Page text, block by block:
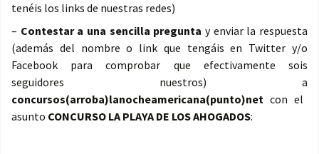
tenéis los links de nuestras redes)
– Contestar a una sencilla pregunta y enviar la respuesta
(además del nombre o link que tengáis en Twitter y/o
Facebook para comprobar que efectivamente sois
seguidores nuestros) a
concursos(arroba)lanocheamericana(punto)net con el
asunto CONCURSO LA PLAYA DE LOS AHOGADOS: